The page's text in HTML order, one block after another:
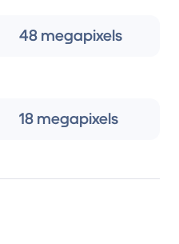
48 megapixels
18 megapixels